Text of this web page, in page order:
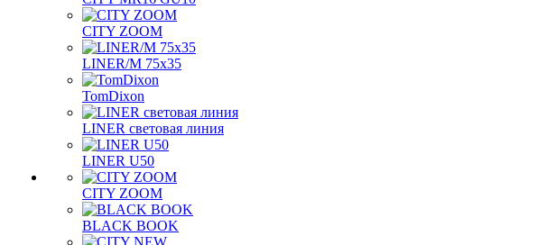
CITY ZOOM
LINER/M 75х35
TomDixon
LINER световая линия
LINER U50
CITY ZOOM
BLACK BOOK